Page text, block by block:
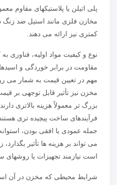
پلی اتیلن یا پلاستیکهای مقاوم
مخازن فلزی مانند استیل ضد زنگ
کمتری نیز ارائه می دهند.
نوع و کیفیت مواد اولیه، فناوری به
مقاومت در برابر خوردگی و
مهم در تعیین قیمت به شمار می
مخزن نیز تأثیر قابل توجهی بر
بزرگ تر معمولاً هزینه بالاتری
فرآیندهای ساخت پیچیده تری
جمله عمودی یا افقی بودن،
می تواند بر هزینه ها تأثیر
است نیازمند تجهیزات یا
شرایط محیطی که مخزن در آن